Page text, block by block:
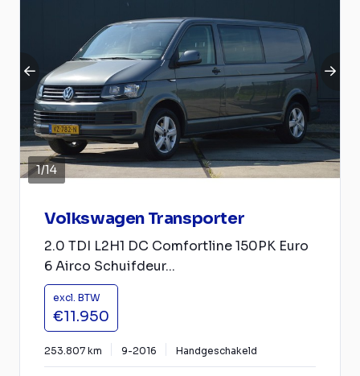
1/14
Volkswagen Transporter
2.0 TDI L2H1 DC Comfortline 150PK Euro
6 Airco Schuifdeur...
excl. BTW
€11.950
253.807 km 9-2016 Handgeschakeld